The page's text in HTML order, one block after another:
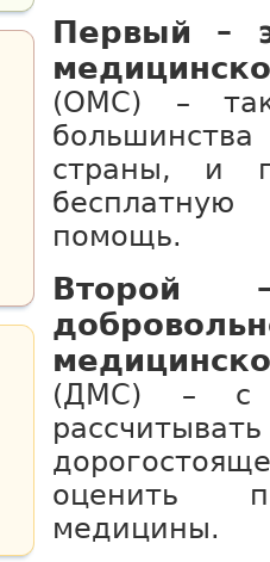
Первый –
(ОМС) –
страны, и
помощь.
Второй
(ДМС) – с
оценить
медицины.